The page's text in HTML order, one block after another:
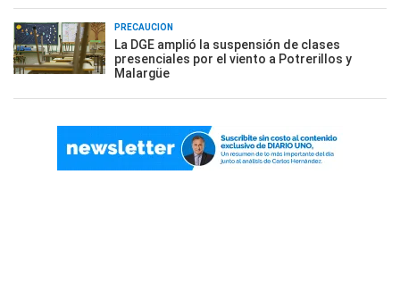
PRECAUCIÓN
La DGE amplió la suspensión de clases
presenciales por el viento a Potrerillos y
Malargüe